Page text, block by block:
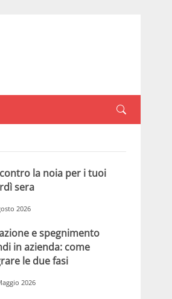
la noia per i tuoi
sera
2026
e spegnimento
in azienda: come
le due fasi
2026